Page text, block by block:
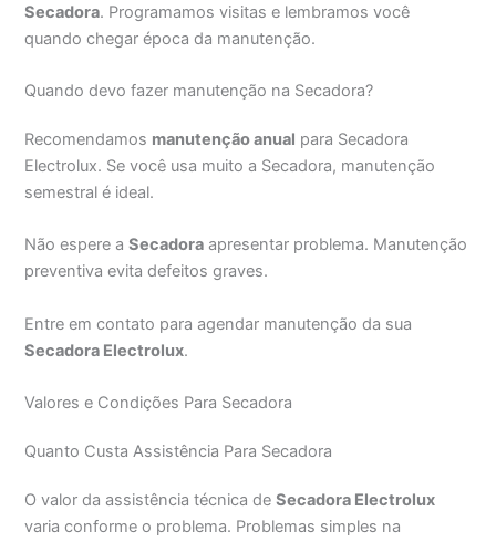
Secadora. Programamos visitas e lembramos você
quando chegar época da manutenção.
Quando devo fazer manutenção na Secadora?
Recomendamos manutenção anual para Secadora
Electrolux. Se você usa muito a Secadora, manutenção
semestral é ideal.
Não espere aSecadora apresentar problema. Manutenção
preventiva evita defeitos graves.
Entre em contato para agendar manutenção da sua
Secadora Electrolux.
Valores e Condições Para Secadora
Quanto Custa Assistência Para Secadora
O valor da assistência técnica deSecadora Electrolux
varia conforme o problema. Problemas simples na